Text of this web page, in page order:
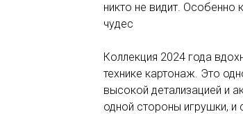
никто не видит. Особенно
чудес
Коллекция 2024 года
технике картонаж. Это
высокой детализацией и
одной стороны игрушки,